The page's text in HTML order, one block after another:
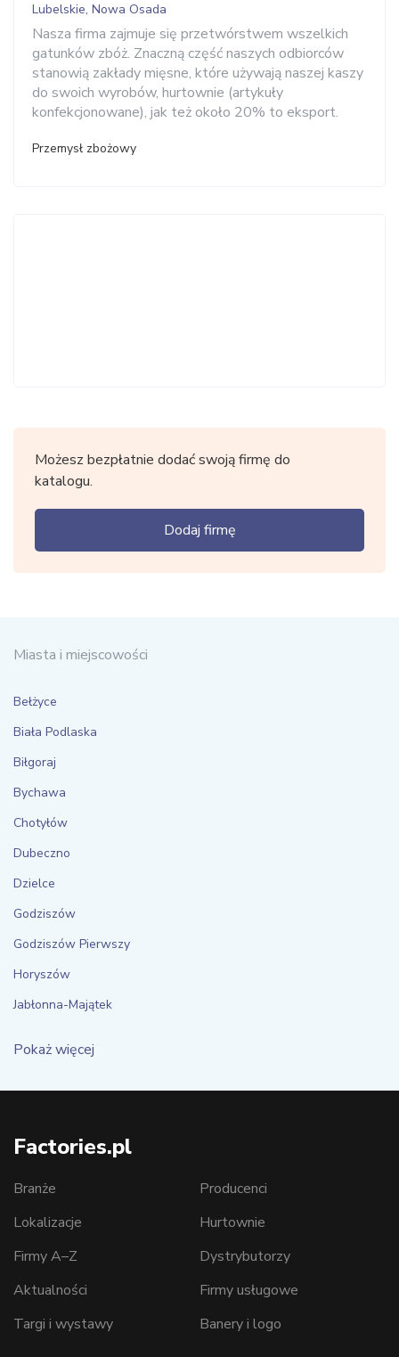
Lubelskie, Nowa Osada
Nasza firma zajmuje się przetwórstwem wszelkich
gatunków zbóż. Znaczną część naszych odbiorców
stanowią zakłady mięsne, które używają naszej kaszy
do swoich wyrobów, hurtownie (artykuły
konfekcjonowane), jak też około 20% to eksport.
Przemysł zbożowy
Możesz bezpłatnie dodać swoją firmę do
katalogu.
Dodaj firmę
Miasta i miejscowości
Bełżyce
Biała Podlaska
Biłgoraj
Bychawa
Chotyłów
Dubeczno
Dzielce
Godziszów
Godziszów Pierwszy
Horyszów
Jabłonna-Majątek
Pokaż więcej
Factories.pl
Branże
Lokalizacje
Firmy A–Z
Aktualności
Targi i wystawy
Producenci
Hurtownie
Dystrybutorzy
Firmy usługowe
Banery i logo